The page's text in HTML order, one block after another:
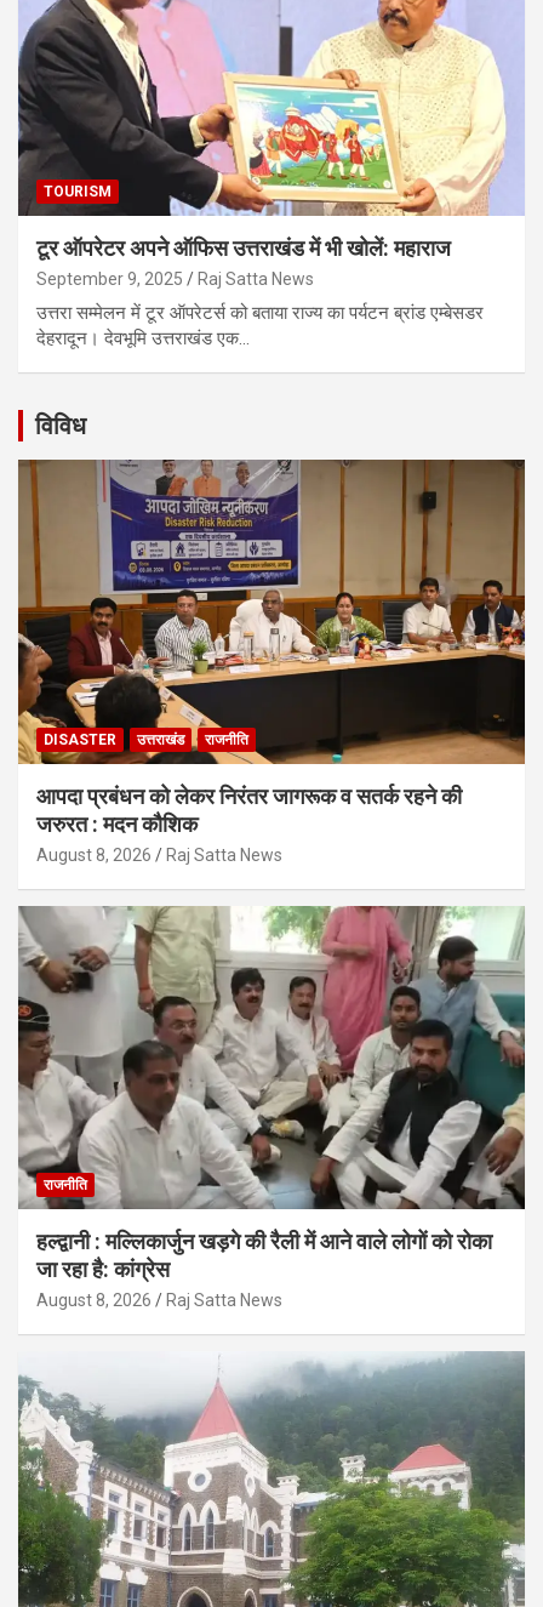
TOURISM
टूर ऑपरेटर अपने ऑफिस उत्तराखंड में भी खोलें: महाराज
September 9, 2025 Raj Satta News
उत्तरा सम्मेलन में टूर ऑपरेटर्स को बताया राज्य का पर्यटन ब्रांड एम्बेसडर
देहरादून। देवभूमि उत्तराखंड एक…
विविध
DISASTER उत्तराखंड राजनीति
आपदा प्रबंधन को लेकर निरंतर जागरूक व सतर्क रहने की
जरुरत : मदन कौशिक
August 8, 2026 Raj Satta News
राजनीति
हल्द्वानी : मल्लिकार्जुन खड़गे की रैली में आने वाले लोगों को रोका
जा रहा है: कांग्रेस
August 8, 2026 Raj Satta News